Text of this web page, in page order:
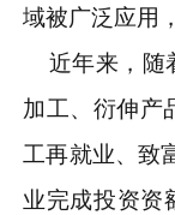
域被广泛应用
近年来，随
加工、衍伸产
工再就业、致
业完成投资资